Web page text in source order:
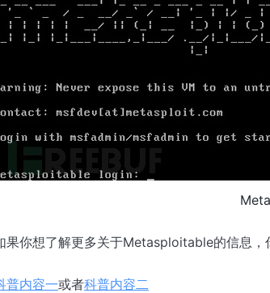
果你想了解更多关于Metasploitable的信息，
普内容一或者科普内容二